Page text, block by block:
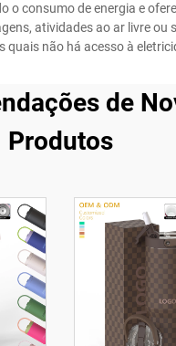
o consumo de energia e
atividades ao ar livre ou
quais não há acesso à
de
Produtos